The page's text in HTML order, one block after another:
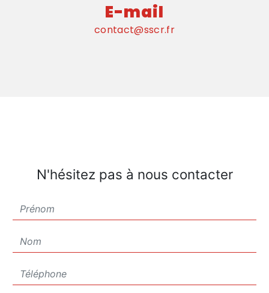
E-mail
contact@sscr.fr
N'hésitez pas à nous contacter